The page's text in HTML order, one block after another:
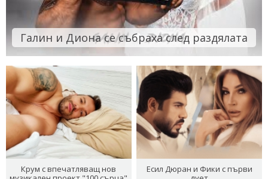
Галин и Диона се събраха след раздялата
Крум с впечатляващ нов
Есил Дюран и Фики с първи